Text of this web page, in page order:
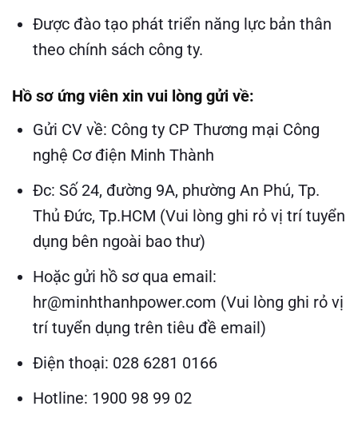
Được đào tạo phát triển năng lực bản thân
theo chính sách công ty.
Hồ sơ ứng viên xin vui lòng gửi về:
Gửi CV về: Công ty CP Thương mại Công
nghệ Cơ điện Minh Thành
Đc: Số 24, đường 9A, phường An Phú, Tp.
Thủ Đức, Tp.HCM (Vui lòng ghi rỏ vị trí tuyển
dụng bên ngoài bao thư)
Hoặc gửi hồ sơ qua email:
hr@minhthanhpower.com (Vui lòng ghi rỏ vị
trí tuyển dụng trên tiêu đề email)
Điện thoại: 028 6281 0166
Hotline: 1900 98 99 02